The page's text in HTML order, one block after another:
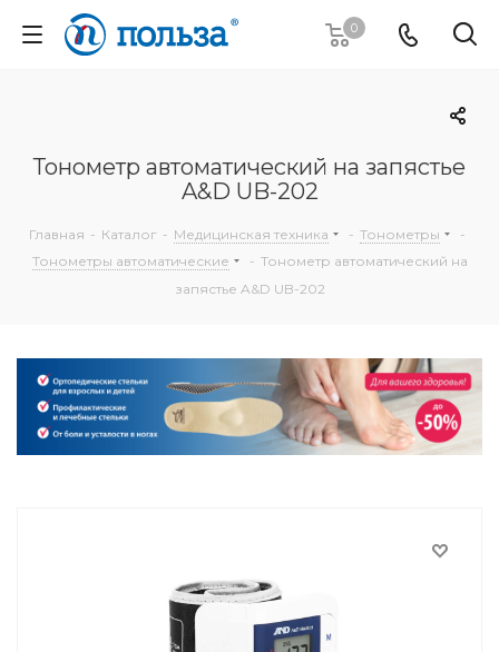
0
Тонометр автоматический на запястье
A&D UB-202
Главная - Каталог - Медицинская техника - Тонометры
-
Тонометры автоматические
- Тонометр автоматический на
запястье A&D UB-202